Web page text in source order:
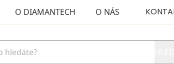
O DIAMANTECH O NÁS